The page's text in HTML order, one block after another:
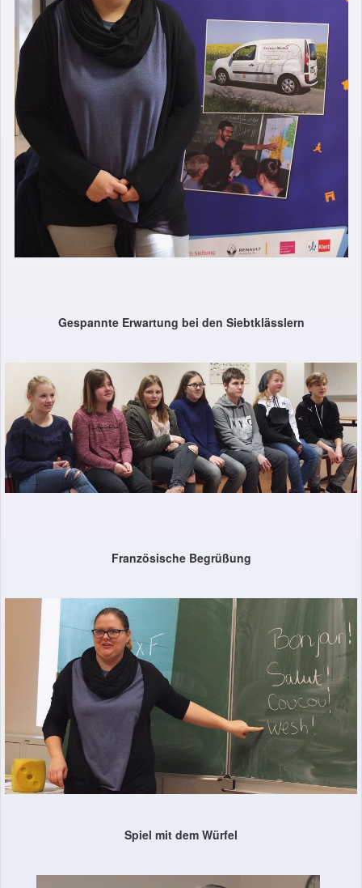
Gespannte Erwartung bei den Siebtklässlern
Französische Begrüßung
Spiel mit dem Würfel